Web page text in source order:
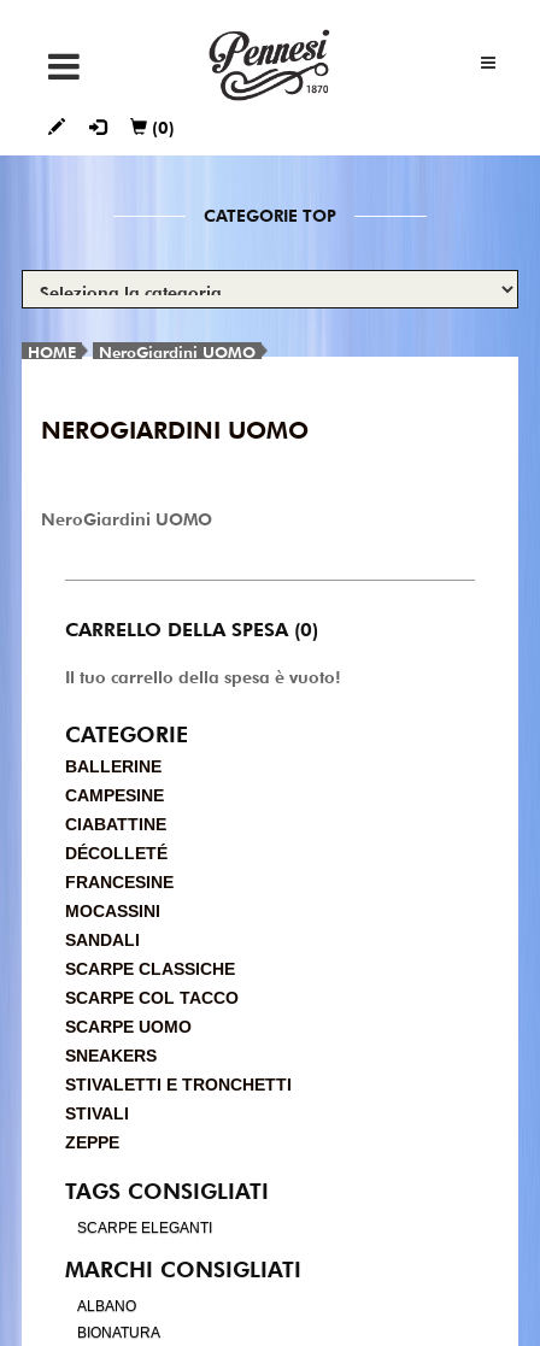
DÉCOLLETÉ
(0)
CATEGORIE TOP
HOME NeroGiardini UOMO
NEROGIARDINI UOMO
NeroGiardini UOMO
CARRELLO DELLA SPESA (0)
Il tuo carrello della spesa è vuoto!
CATEGORIE
BALLERINE
CAMPESINE
CIABATTINE
DÉCOLLETÉ
FRANCESINE
MOCASSINI
SANDALI
SCARPE CLASSICHE
SCARPE COL TACCO
SCARPE UOMO
SNEAKERS
STIVALETTI E TRONCHETTI
STIVALI
ZEPPE
TAGS CONSIGLIATI
SCARPE ELEGANTI
MARCHI CONSIGLIATI
ALBANO
BIONATURA